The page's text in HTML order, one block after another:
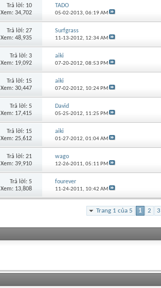
Trả lời: 10
Xem: 34,702
TADO
05-02-2013, 06:19 AM
Trả lời:27
Xem: 48,935
Surfgrass
11-13-2012, 12:34 AM
Trả lời:3
Xem: 19,092
aiki
07-20-2012, 08:53 PM
Trả lời: 15
Xem: 30,447
aiki
07-02-2012, 10:24 PM
Trả lời:5
Xem: 17,415
David
05-25-2012, 11:25 PM
Trả lời: 15
Xem: 25,612
aiki
01-27-2012, 01:04 AM
Trả lời:21
Xem: 39,910
wago
12-26-2011, 05:11 PM
Trả lời:5
Xem: 13,808
fourever
11-24-2011, 10:42 AM
Trang 1 của 5 1 2 3